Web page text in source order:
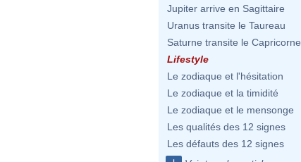
Jupiter arrive en Sagittaire
Uranus transite le Taureau
Saturne transite le Capricorne
Lifestyle
Le zodiaque et l'hésitation
Le zodiaque et la timidité
Le zodiaque et le mensonge
Les qualités des 12 signes
Les défauts des 12 signes